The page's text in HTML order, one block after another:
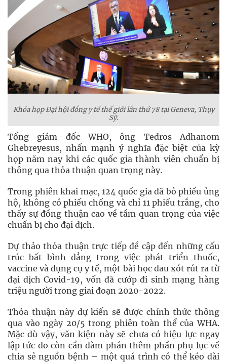
Khóa họp Đại hội đồng y tế thế giới lần thứ 78 tại Geneva, Thụy
Sỹ.
Tổng giám đốc WHO, ông Tedros Adhanom
Ghebreyesus, nhấn mạnh ý nghĩa đặc biệt của kỳ
họp năm nay khi các quốc gia thành viên chuẩn bị
thông qua thỏa thuận quan trọng này.
Trong phiên khai mạc, 124 quốc gia đã bỏ phiếu ủng
hộ, không có phiếu chống và chỉ 11 phiếu trắng, cho
thấy sự đồng thuận cao về tầm quan trọng của việc
chuẩn bị cho đại dịch.
Dự thảo thỏa thuận trực tiếp đề cập đến những cấu
trúc bất bình đẳng trong việc phát triển thuốc,
vaccine và dụng cụ y tế, một bài học đau xót rút ra từ
đại dịch Covid-19, vốn đã cướp đi sinh mạng hàng
triệu người trong giai đoạn 2020-2022.
Thỏa thuận này dự kiến sẽ được chính thức thông
qua vào ngày 20/5 trong phiên toàn thể của WHA.
Mặc dù vậy, văn kiện này sẽ chưa có hiệu lực ngay
lập tức do còn cần đàm phán thêm phần phụ lục về
chia sẻ nguồn bệnh – một quá trình có thể kéo dài